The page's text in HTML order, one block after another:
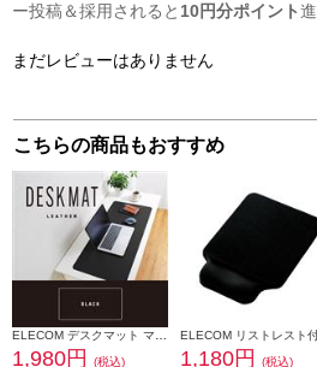
ー投稿＆採用されると 10円分ポイント
まだレビューはありません
こちらの商品もおすすめ
1,980円
(税込)
1,180円
(税込)